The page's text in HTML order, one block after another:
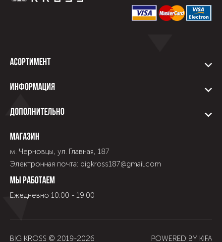
Асортимент
Информация
Дополнительно
Магазин
м. Черновцы, ул. Главная, 187
Электронная почта: bigkross187@gmail.com
Мы работаем
Ежедневно 10:00 - 19:00
BIG KROSS © 2019-2026 POWERED BY KIFA